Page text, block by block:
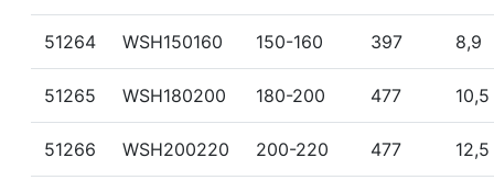
51264 WSH150160 150-160 397 8,9
51265 WSH180200 180-200 477 10,5
51266 WSH200220 200-220 477 12,5